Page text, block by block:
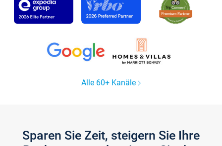
Alle 60+ Kanäle
Sparen Sie Zeit, steigern Sie Ihre